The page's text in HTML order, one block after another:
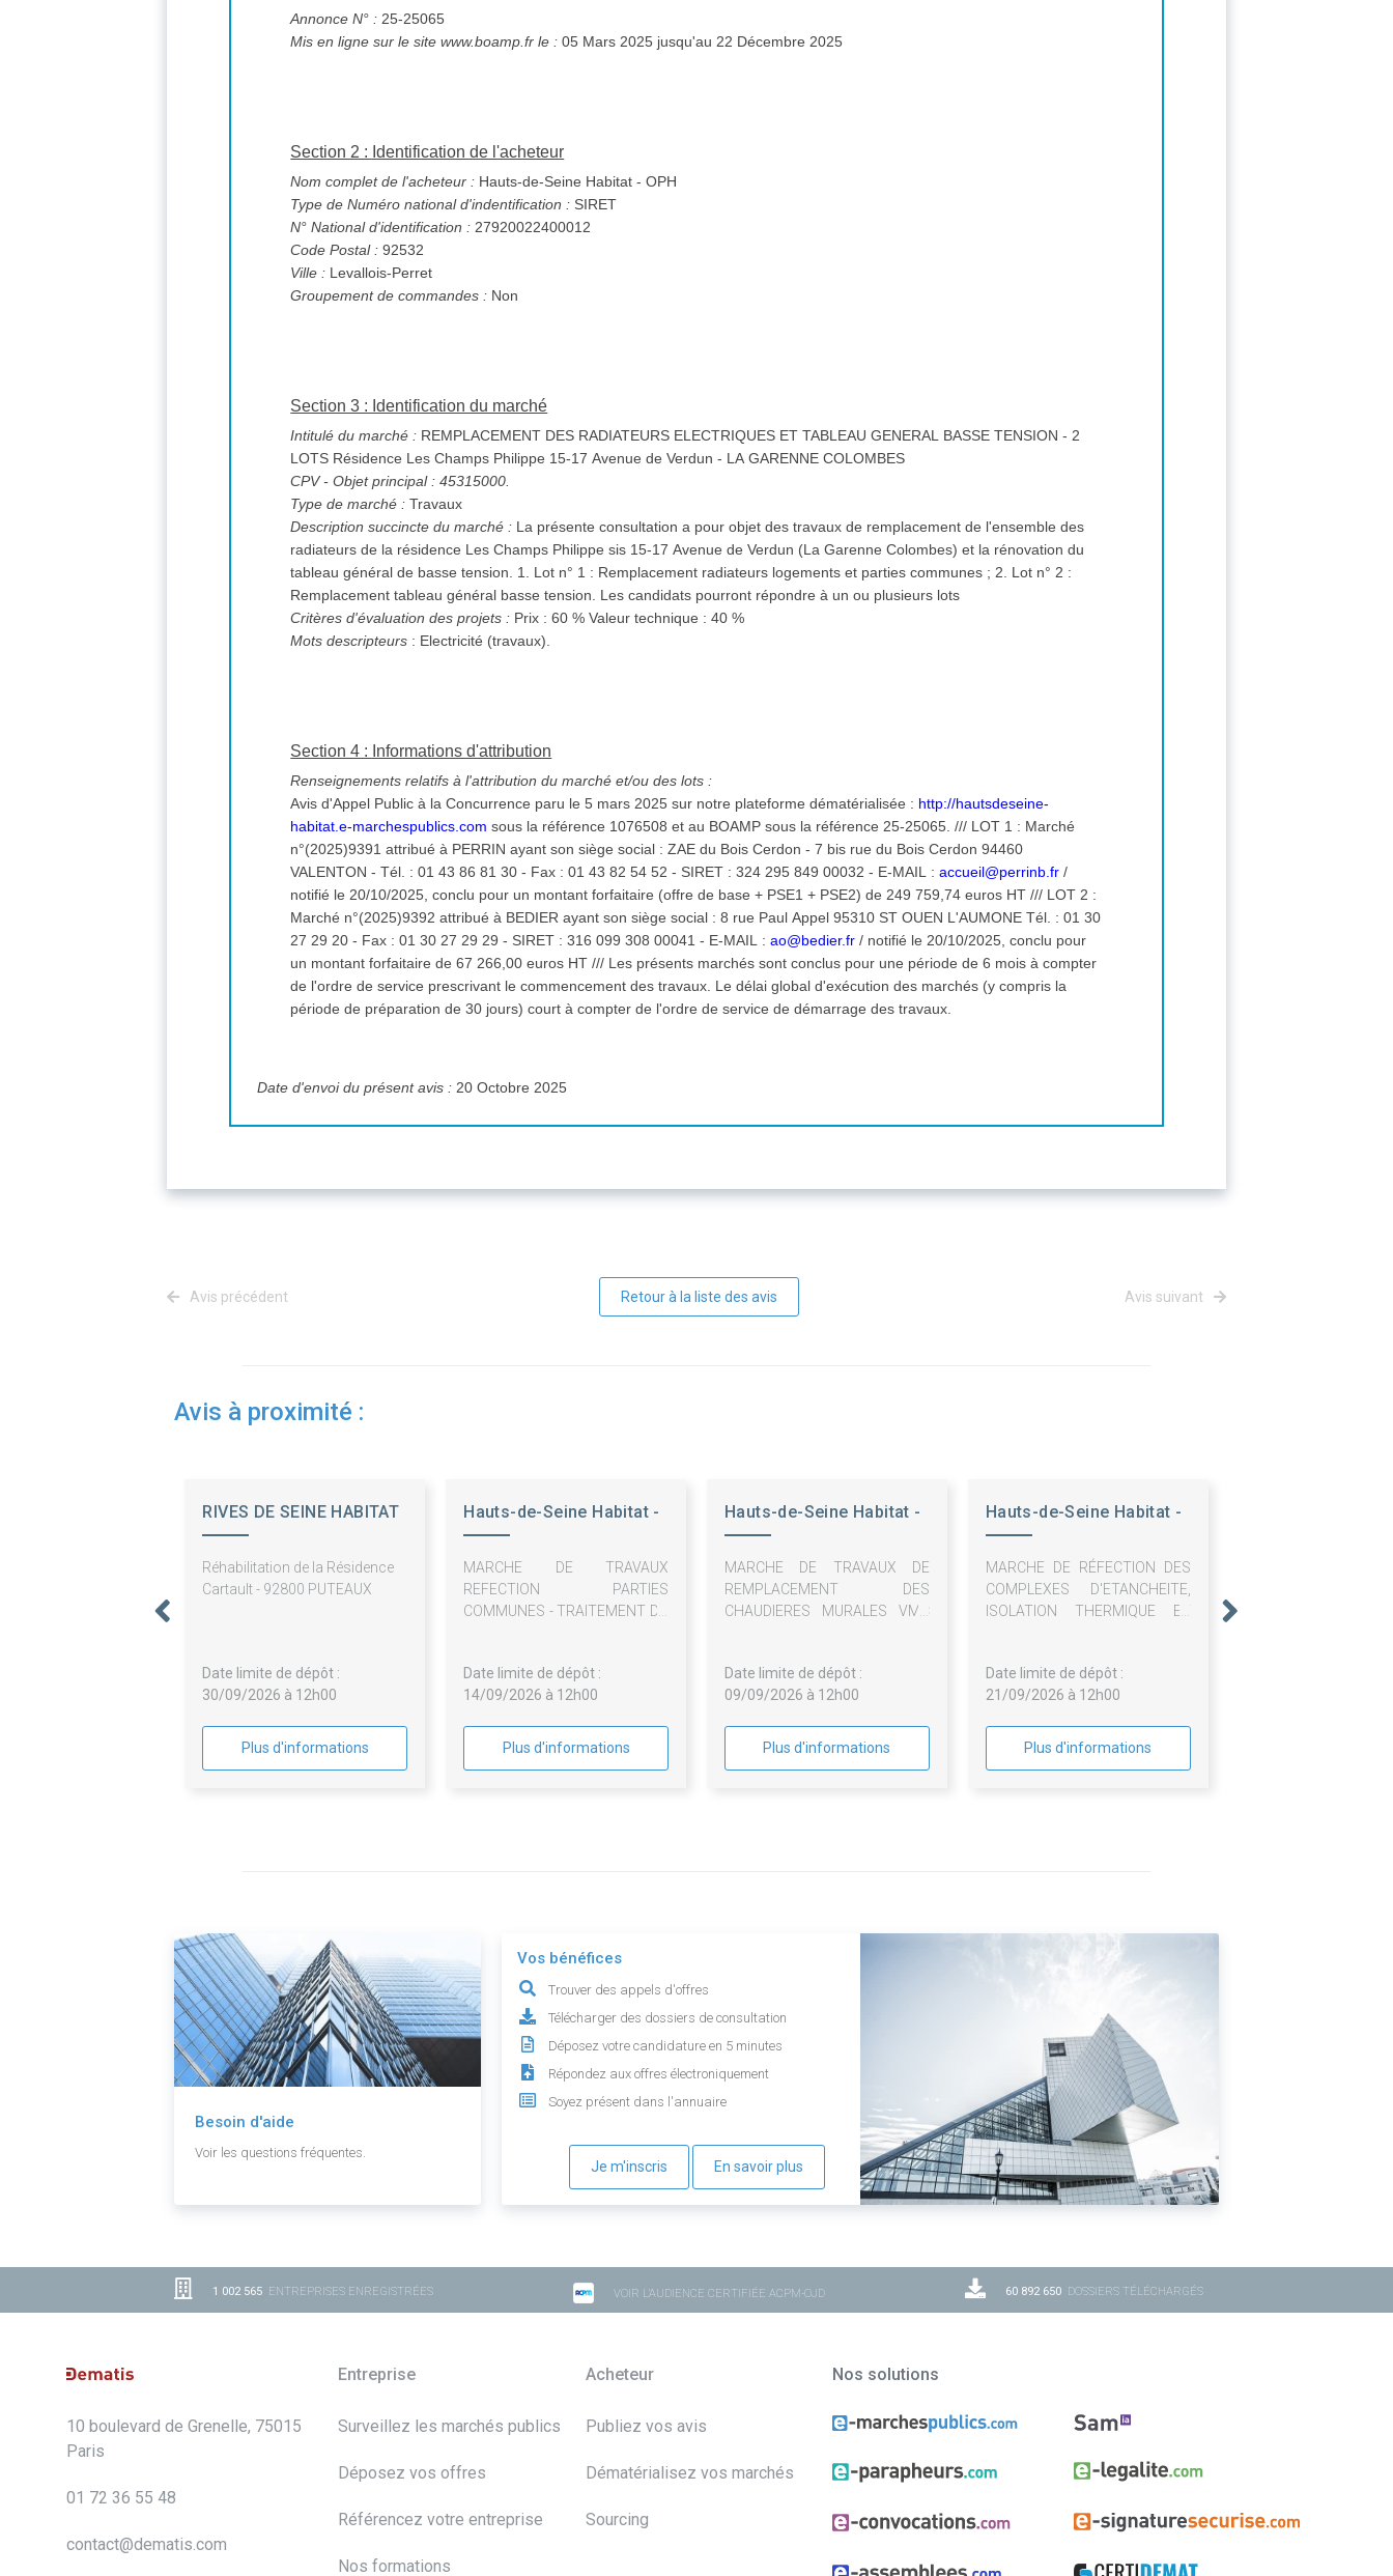
Annonce N° : 25-25065
Mis en ligne sur le site www.boamp.fr le :
05 Mars 2025 jusqu'au 22 Décembre 2025
Section 2 : Identification de l'acheteur
Nom complet de l'acheteur : Hauts-de-Seine Habitat - OPH
Type de Numéro national d'indentification : SIRET
N° National d'identification : 27920022400012
Code Postal : 92532
Ville : Levallois-Perret
Groupement de commandes : Non
Section 3 : Identification du marché
Intitulé du marché : REMPLACEMENT DES RADIATEURS ELECTRIQUES ET TABLEAU GENERAL BASSE TENSION - 2
LOTS Résidence Les Champs Philippe 15-17 Avenue de Verdun - LA GARENNE COLOMBES
CPV- Objet principal : 45315000.
Type de marché : Travaux
Description succincte du marché : La présente consultation a pour objet des travaux de remplacement de l'ensemble des
radiateurs de la résidence Les Champs Philippe sis 15-17 Avenue de Verdun (La Garenne Colombes) et la rénovation du
tableau général de basse tension. 1. Lot n° 1 : Remplacement radiateurs logements et parties communes ; 2. Lot n° 2 :
Remplacement tableau général basse tension. Les candidats pourront répondre à un ou plusieurs lots
Critères d'évaluation des projets :
Prix : 60 % Valeur technique : 40 %
Mots descripteurs : Electricité (travaux).
Section 4 : Informations d'attribution
Renseignements relatifs à l'attribution du marché et/ou des lots :
Avis d'Appel Public à la Concurrence paru le 5 mars 2025 sur notre plateforme dématérialisée : http://hautsdeseine-
habitat.e-marchespublics.com sous la référence 1076508 et au BOAMP sous la référence 25-25065. /// LOT 1 : Marché
n°(2025)9391 attribué à PERRIN ayant son siège social : ZAE du Bois Cerdon - 7 bis rue du Bois Cerdon 94460
VALENTON - Tél. : 01 43 86 81 30 - Fax : 01 43 82 54 52 - SIRET : 324 295 849 00032 - E-MAIL :accueil@perrinb.fr /
notifié le 20/10/2025, conclu pour un montant forfaitaire (offre de base + PSE1 + PSE2) de 249 759,74 euros HT /// LOT 2 :
Marché n°(2025)9392 attribué à BEDIER ayant son siège social : 8 rue Paul Appel 95310 ST OUEN L'AUMONE Tél. : 01 30
27 29 20 - Fax : 01 30 27 29 29 - SIRET : 316 099 308 00041 - E-MAIL :ao@bedier.fr / notifié le 20/10/2025, conclu pour
un montant forfaitaire de 67 266,00 euros HT /// Les présents marchés sont conclus pour une période de 6 mois à compter
de l'ordre de service prescrivant le commencement des travaux. Le délai global d'exécution des marchés (y compris la
période de préparation de 30 jours) court à compter de l'ordre de service de démarrage des travaux.
Date d'envoi du présent avis : 20 Octobre 2025
Avis précédent Retour à la liste des avis Avis suivant
Avis à proximité :
RIVES DE SEINE HABITAT
Réhabilitation de la Résidence
Cartault - 92800 PUTEAUX
Date limite de dépôt :
30/09/2026 à 12h00
Plus d'informations
Hauts-de-Seine Habitat -
MARCHE DE TRAVAUX
REFECTION PARTIES
COMMUNES - TRAITEMENT DU
Date limite de dépôt :
14/09/2026 à 12h00
Plus d'informations
Hauts-de-Seine Habitat -
MARCHE DE TRAVAUX DE
REMPLACEMENT DES
CHAUDIERES MURALES VMC
Date limite de dépôt :
09/09/2026 à 12h00
Plus d'informations
Hauts-de-Seine Habitat -
MARCHE DE RÉFECTION DES
COMPLEXES D'ETANCHEITE,
ISOLATION THERMIQUE ET
INACCESSIBLES
Date limite de dépôt :
21/09/2026 à 12h00
Plus d'informations
Besoin d'aide
Voir les questions fréquentes.
Vos bénéfices
Trouver des appels d'offres
Télécharger des dossiers de consultation
Déposez votre candidature en 5 minutes
Répondez aux offres électroniquement
Soyez présent dans l'annuaire
Je m'inscris En savoir plus
1 002 565 ENTREPRISES ENREGISTRÉES VOIR L'AUDIENCE CERTIFIÉE ACPM-OJD 60 892 650 DOSSIERS TÉLÉCHARGÉS
10 boulevard de Grenelle, 75015
Paris
01 72 36 55 48
contact@dematis.com
Entreprise
Surveillez les marchés publics
Déposez vos offres
Référencez votre entreprise
Nos formations
Acheteur
Publiez vos avis
Dématérialisez vos marchés
Sourcing
Nos solutions